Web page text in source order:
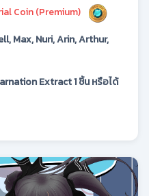
Coin (Premium)
Max, Nuri, Arin, Arthur,
Extract 1 ชิ้น หรือได้